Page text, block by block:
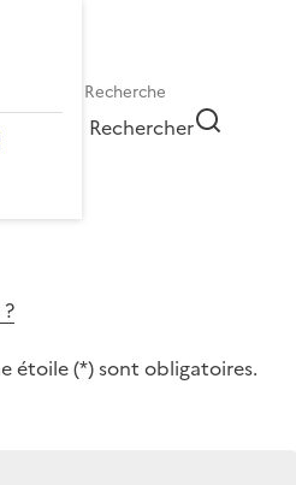
Rechercher
étoile (*) sont obligatoires.